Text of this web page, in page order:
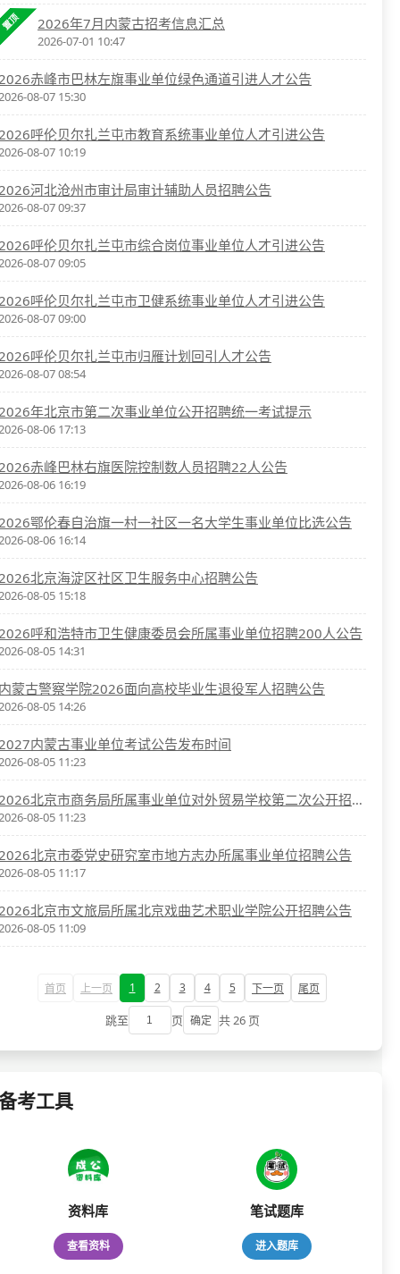
置顶 2026年7月内蒙古招考信息汇总
2026-07-01 10:47
赤峰市巴林左旗事业单位绿色通道引进人才公告
08-07 15:30
呼伦贝尔扎兰屯市教育系统事业单位人才引进公告
08-07 10:19
河北沧州市审计局审计辅助人员招聘公告
08-07 09:37
呼伦贝尔扎兰屯市综合岗位事业单位人才引进公告
08-07 09:05
呼伦贝尔扎兰屯市卫健系统事业单位人才引进公告
08-07 09:00
呼伦贝尔扎兰屯市归雁计划回引人才公告
08-07 08:54
年北京市第二次事业单位公开招聘统一考试提示
08-06 17:13
赤峰巴林右旗医院控制数人员招聘22人公告
08-06 16:19
鄂伦春自治旗一村一社区一名大学生事业单位比选公告
08-06 16:14
北京海淀区社区卫生服务中心招聘公告
08-05 15:18
呼和浩特市卫生健康委员会所属事业单位招聘200人公告
08-05 14:31
蒙古警察学院2026面向高校毕业生退役军人招聘公告
08-05 14:26
内蒙古事业单位考试公告发布时间
08-05 11:23
2026北京市商务局所属事业单位对外贸易学校第二次公开招聘公告
08-05 11:23
北京市委党史研究室市地方志办所属事业单位招聘公告
08-05 11:17
北京市文旅局所属北京戏曲艺术职业学院公开招聘公告
08-05 11:09
首页 上一页 1 2 3 4 5 下一页 尾页
跳至 页 确定 共 26 页
考工具
资料库
查看资料
笔试题库
进入题库